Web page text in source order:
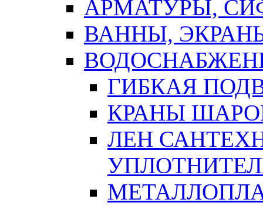
АРМАТУРЫ,
ВАННЫ,
ГИБКАЯ
КРАНЫ
ЛЕН